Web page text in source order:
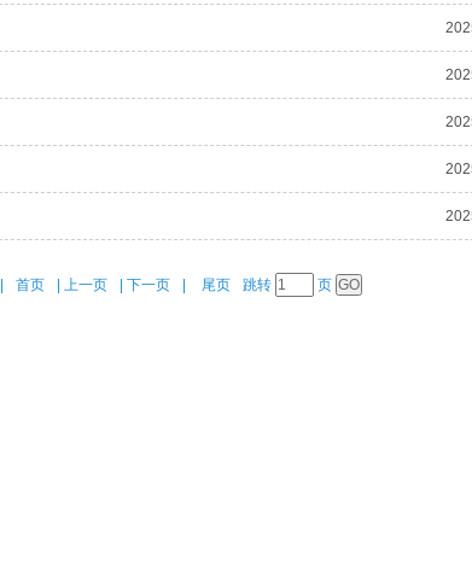
首页 上一页 下一页 尾页 跳转 页